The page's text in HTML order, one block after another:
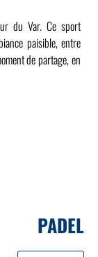
du Var. Ce sport
paisible, entre
de partage, en
PADEL